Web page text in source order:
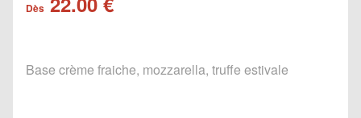
Dès
Base crème fraiche, mozzarella, truffe estivale